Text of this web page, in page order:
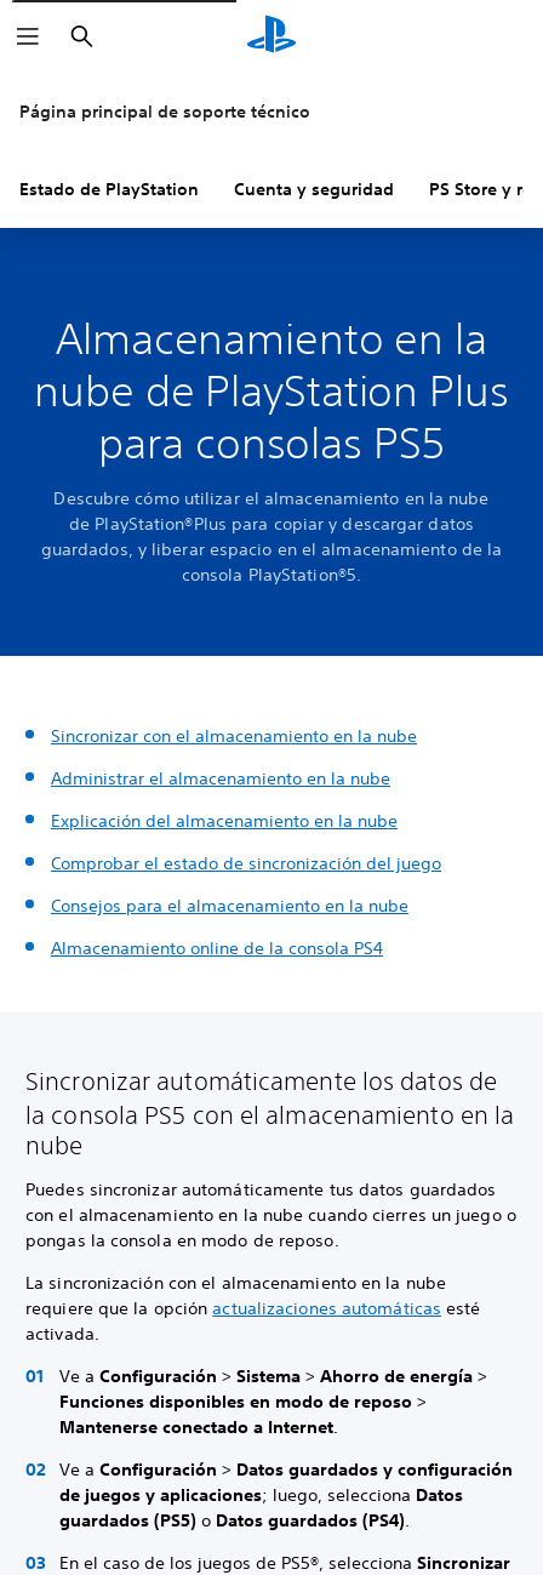
Buscar
Página principal de soporte técnico
Estado de PlayStation Cuenta y seguridad PS Store y
Almacenamiento en la
nube de PlayStation Plus
para consolas PS5
Descubre cómo utilizar el almacenamiento en la nube
de PlayStation®Plus para copiar y descargar datos
guardados, y liberar espacio en el almacenamiento de la
consola PlayStation®5.
Sincronizar con el almacenamiento en la nube
Administrar el almacenamiento en la nube
Explicación del almacenamiento en la nube
Comprobar el estado de sincronización del juego
Consejos para el almacenamiento en la nube
Almacenamiento online de la consola PS4
Sincronizar automáticamente los datos de
la consola PS5 con el almacenamiento en la
nube
Puedes sincronizar automáticamente tus datos guardados
con el almacenamiento en la nube cuando cierres un juego o
pongas la consola en modo de reposo.
La sincronización con el almacenamiento en la nube
requiere que la opciónactualizaciones automáticas esté
activada.
Ve a Configuración > Sistema > Ahorro de energía >
Funciones disponibles en modo de reposo >
Mantenerse conectado a Internet.
Ve a Configuración > Datos guardados y configuración
de juegos y aplicaciones; luego, selecciona Datos
guardados (PS5) o Datos guardados (PS4).
En el caso de los juegos de PS5®, selecciona Sincronizar